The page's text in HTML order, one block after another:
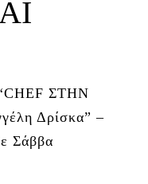
ΣΤΗΝ
Δρίσκα” –
Σάββα